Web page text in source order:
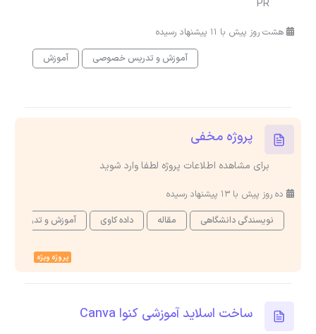
PR
هشت روز پیش با 11 پیشنهاد رسیده
آموزش و تدریس خصوصی
آموزش
پروژه مخفی
برای مشاهده اطلاعات پروژه لطفا وارد شوید
ده روز پیش با 13 پیشنهاد رسیده
نویسندگی دانشگاهی
مقاله داده کاوی آموزش و تدریس
پروژه ویژه
ساخت اسلاید آموزشی کنوا Canva